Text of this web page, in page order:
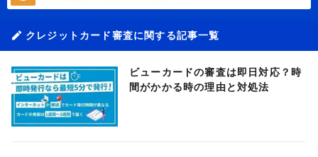
クレジットカード審査に関する記事一覧
ビューカードの審査は即日対応？時
間がかかる時の理由と対処法